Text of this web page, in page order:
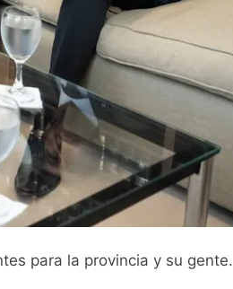
para la provincia y su gente.